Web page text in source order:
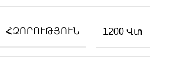
ՀԶՈՐՈՒԹՅՈՒՆ 1200 Վտ